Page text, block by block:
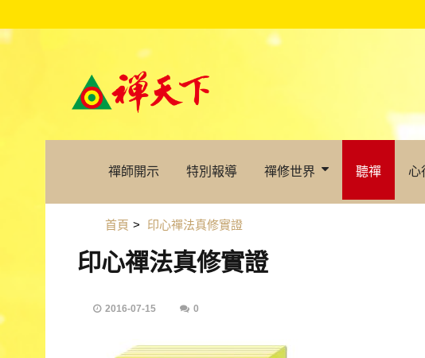
禪師開示 特別報導 禪修世界 聽禪 心
首頁 > 印心禪法真修實證
印心禪法真修實證
2016-07-15 0